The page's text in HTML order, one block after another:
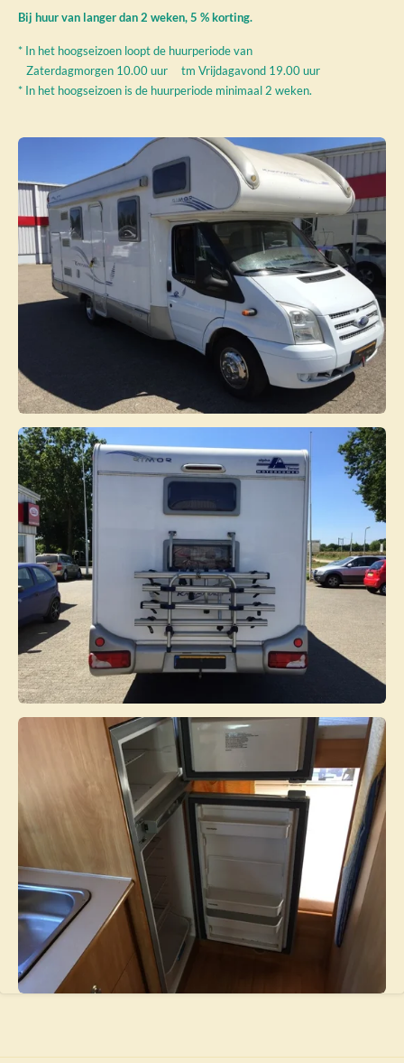
Bij huur van langer dan 2 weken, 5 % korting.
* In het hoogseizoen loopt de huurperiode van
Zaterdagmorgen 10.00 uur tm Vrijdagavond 19.00 uur
* In het hoogseizoen is de huurperiode minimaal 2 weken.